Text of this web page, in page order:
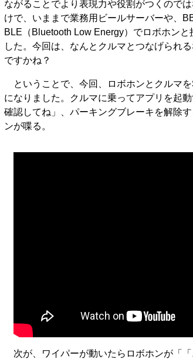
ながることでより表現力や役割がつくので
けで、いままで業務用ビールサーバーや、
BLE（Bluetooth Low Energy）でロボホン
した。今回は、なんとクルマとつなげられ
ですかね？
ということで、今回、ロボホンとクルマ
になりました。クルマに乗ってアプリを起
確認してね」、パーキングブレーキを解除
ンが喋る。
次が、ワイパーが動いたらロボホンが「